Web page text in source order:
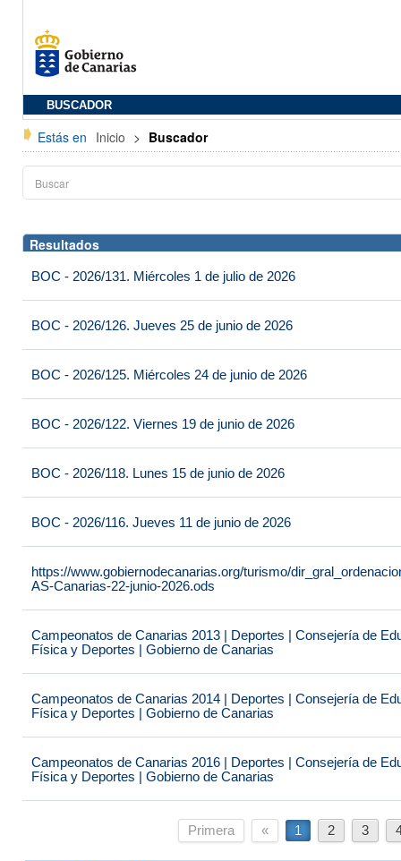
BUSCADOR
Estás en Inicio > Buscador
Resultados
BOC - 2026/131. Miércoles 1 de julio de 2026
BOC - 2026/126. Jueves 25 de junio de 2026
BOC - 2026/125. Miércoles 24 de junio de 2026
BOC - 2026/122. Viernes 19 de junio de 2026
BOC - 2026/118. Lunes 15 de junio de 2026
BOC - 2026/116. Jueves 11 de junio de 2026
https://www.gobiernodecanarias.org/turismo/
AS-Canarias-22-junio-2026.ods
Campeonatos de Canarias 2013 | Deportes | Consejería de
Física y Deportes | Gobierno de Canarias
Campeonatos de Canarias 2014 | Deportes | Consejería de
Física y Deportes | Gobierno de Canarias
Campeonatos de Canarias 2016 | Deportes | Consejería de
Física y Deportes | Gobierno de Canarias
Primera « 1 2 3